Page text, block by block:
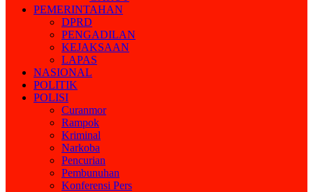
PEMERINTAHAN
DPRD
PENGADILAN
KEJAKSAAN
LAPAS
NASIONAL
POLITIK
POLISI
Curanmor
Rampok
Kriminal
Narkoba
Pencurian
Pembunuhan
Konferensi Pers